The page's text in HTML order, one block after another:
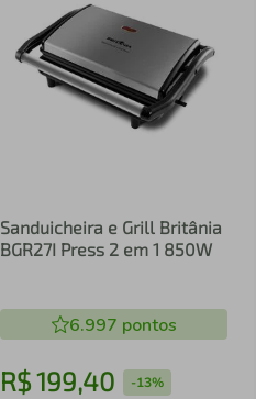
Sanduicheira e Grill Britânia
BGR27I Press 2 em 1 850W
6.997 pontos
R$199,40 -13%